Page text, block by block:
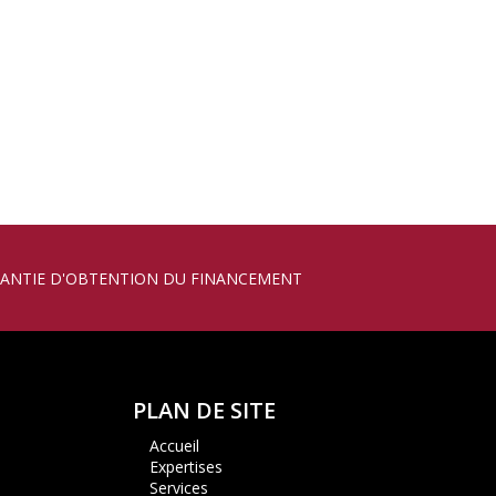
2019 STAND 4K30 INDUSTRIE DU FUTUR
D'OBTENTION DU FINANCEMENT
PLAN DE SITE
Accueil
Expertises
Services